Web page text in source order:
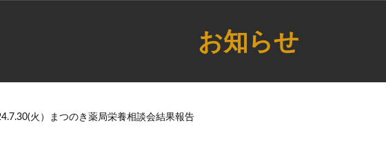
お知らせ
火）まつのき薬局栄養相談会結果報告